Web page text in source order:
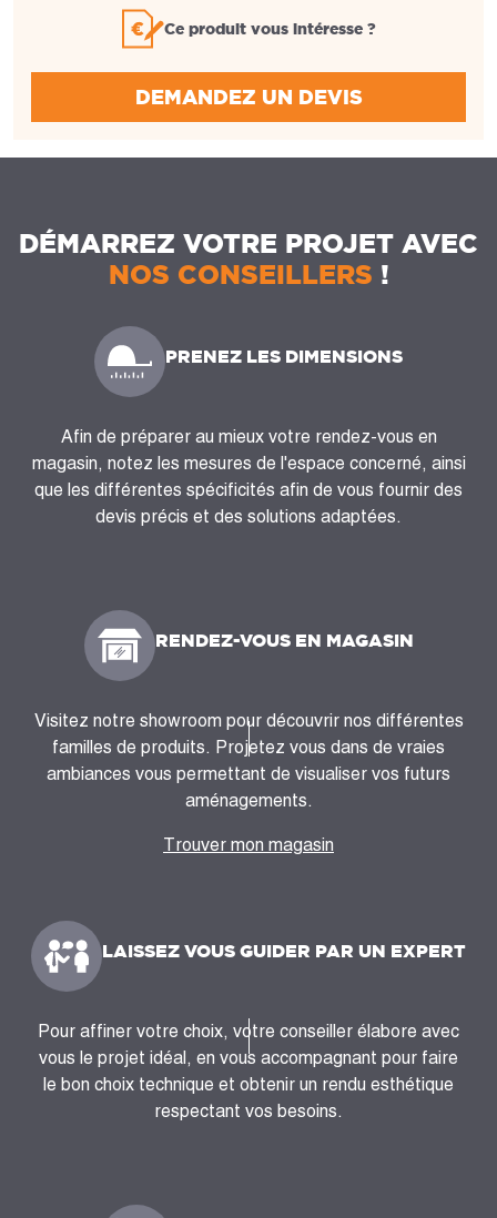
Ce produit vous intéresse ?
DEMANDEZ UN DEVIS
DÉMARREZ VOTRE PROJET AVEC
NOS CONSEILLERS !
PRENEZ LES DIMENSIONS
Afin de préparer au mieux votre rendez-vous en
magasin, notez les mesures de l'espace concerné, ainsi
que les différentes spécificités afin de vous fournir des
devis précis et des solutions adaptées.
RENDEZ-VOUS EN MAGASIN
Visitez notre showroom pour découvrir nos différentes
familles de produits. Projetez vous dans de vraies
ambiances vous permettant de visualiser vos futurs
aménagements.
Trouver mon magasin
LAISSEZ VOUS GUIDER PAR UN EXPERT
Pour affiner votre choix, votre conseiller élabore avec
vous le projet idéal, en vous accompagnant pour faire
le bon choix technique et obtenir un rendu esthétique
respectant vos besoins.